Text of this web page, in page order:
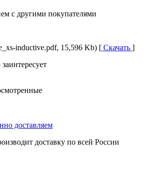
с другими покупателями
inductive.pdf, 15,596 Kb) [ Скачать ]
доставляем
доставку по всей России